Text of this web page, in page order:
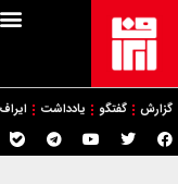
گزارش گفتگو یادداشت